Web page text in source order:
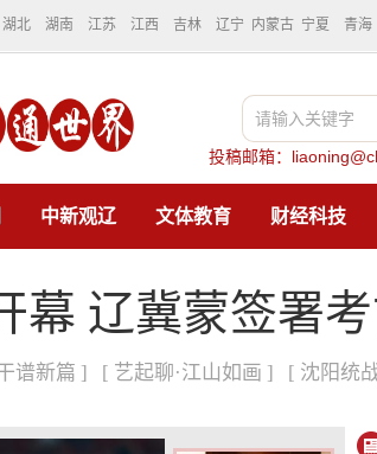
湖北 湖南 江苏 江西 吉林 辽宁 内蒙古 宁夏 青海
投稿邮箱：
中新观辽 文体教育 财经科技
幕 辽冀蒙签署
谱新篇 ] [ 艺起聊·江山如画 ] [ 沈阳统